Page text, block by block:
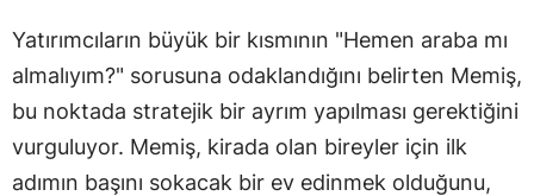
Yatırımcıların büyük bir kısmının "Hemen araba mı
almalıyım?" sorusuna odaklandığını belirten Memiş,
bu noktada stratejik bir ayrım yapılması gerektiğini
vurguluyor. Memiş, kirada olan bireyler için ilk
adımın başını sokacak bir ev edinmek olduğunu,